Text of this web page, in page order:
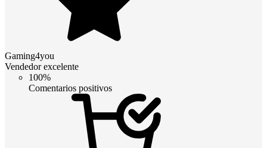
Gaming4you
Vendedor excelente
100%
Comentarios positivos